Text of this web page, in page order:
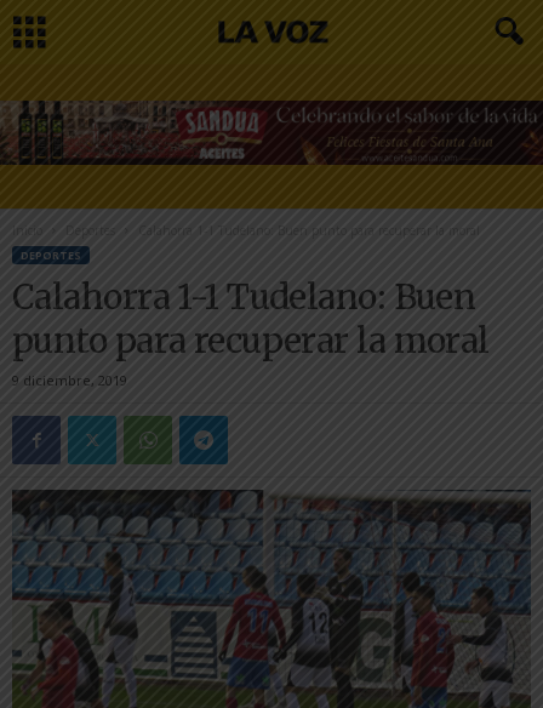
Inicio Calahorra 1-1 Tudelano: Buen punto para recuperar la moral
DEPORTES
Calahorra 1-1 Tudelano: Buen
punto para recuperar la moral
9 diciembre, 2019